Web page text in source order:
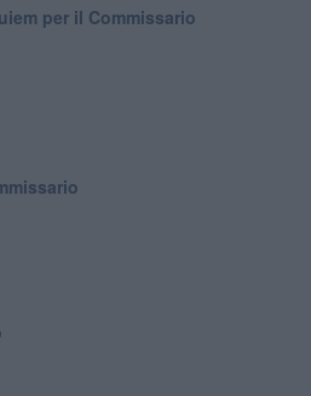
per il Commissario